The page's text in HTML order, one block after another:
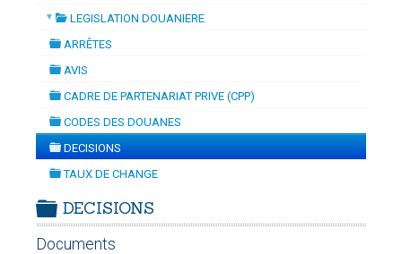
CADASTRE &
ACTUALITES
DOCUMENTATION
mardi, 14 juillet 2026 10:30
▼ LEGISLATION DOUANIERE
ARRÊTES
AVIS
CADRE DE PARTENARIAT PRIVE (CPP)
folder
CODES DES DOUANES
folder
DECISIONS
TAUX DE CHANGE
folder
DECISIONS
Documents